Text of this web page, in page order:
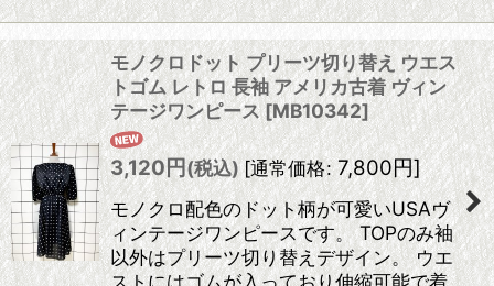
モノクロドット プリーツ切り替え ウエス
トゴム レトロ 長袖 アメリカ古着 ヴィン
テージワンピース[MB10342]
3,120円(税込) [通常価格: 7,800円]
モノクロ配色のドット柄が可愛いUSAヴ
ィンテージワンピースです。 TOPのみ袖
以外はプリーツ切り替えデザイン。 ウエ
ストにはゴムが入っており伸縮可能で着